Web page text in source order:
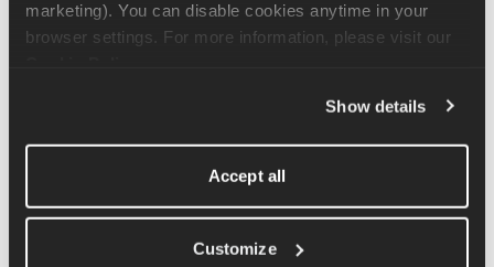
marketing). You can disable cookies anytime in your
Show details
Accept all
Customize
Du kannst dann entweder nach vorne oder nach hinten gehen,
nicht nach vorne rutscht. Dein vorderes Knie sollte nicht über
deine Zehen hinausragen und du solltest geradeaus schauen.